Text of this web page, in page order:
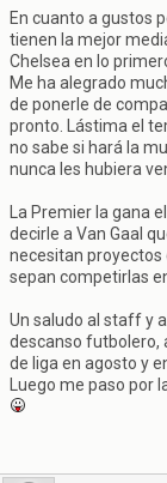
En cuanto a gustos
tienen la mejor
Chelsea en lo
Me ha alegrado
de ponerle de
pronto. Lástima el
no sabe si hará la
nunca les hubiera
La Premier la gana
decirle a Van Gaal
necesitan proyectos
sepan competirlas
Un saludo al staff y
descanso futbolero,
de liga en agosto y
Luego me paso por